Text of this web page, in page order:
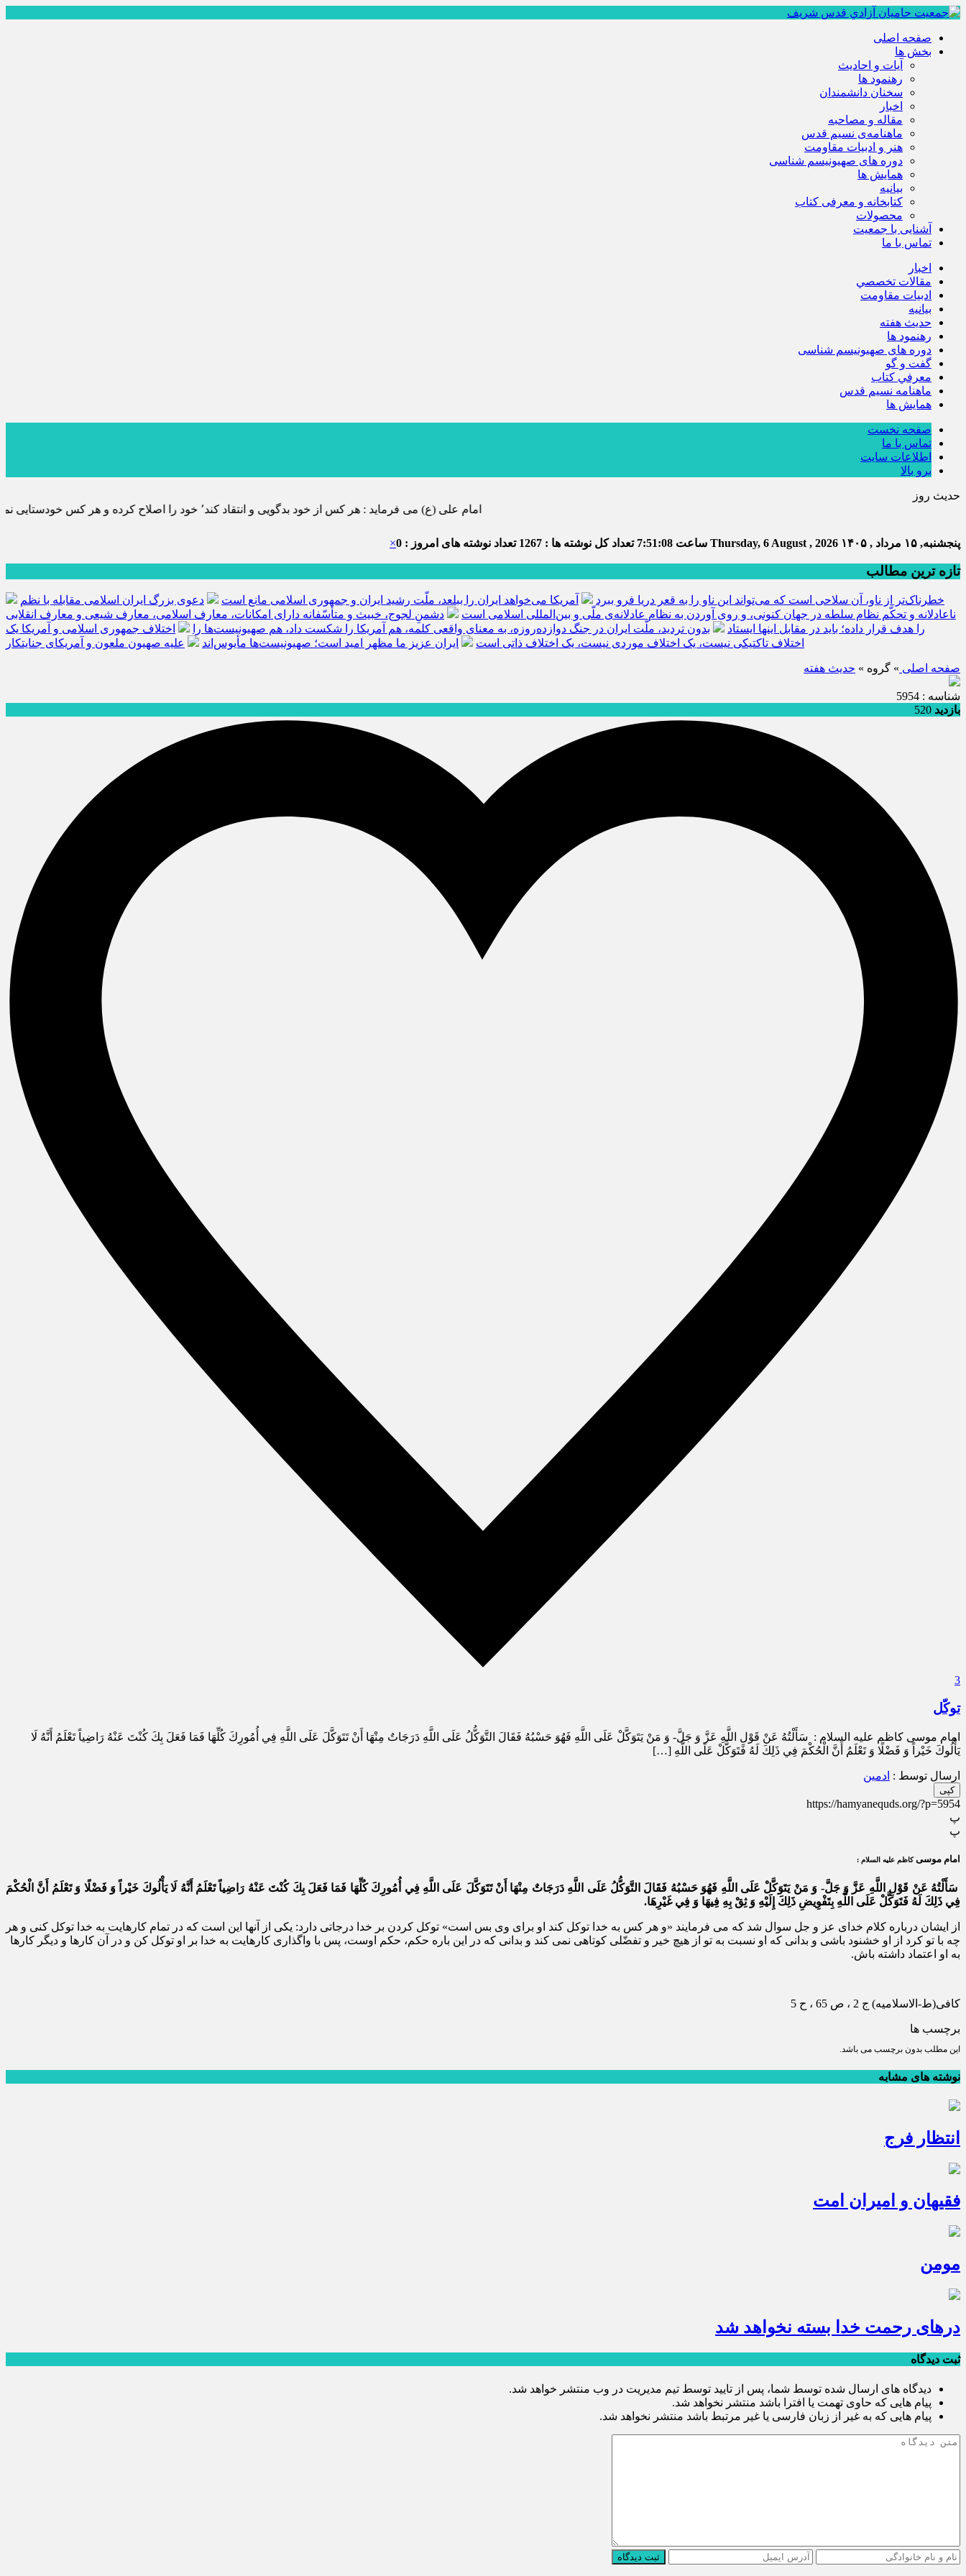
صفحه اصلی
بخش ها
آیات و احادیث
رهنمود ها
سخنان دانشمندان
اخبار
مقاله و مصاحبه
ماهنامه‌ی نسیم قدس
هنر و ادبیات مقاومت
دوره های صهیونیسم شناسی
همايش ها
بيانيه
کتابخانه و معرفی کتاب
محصولات
آشنایی با جمعیت
تماس با ما
اخبار
مقالات تخصصي
ادبيات مقاومت
بيانيه
حديث هفته
رهنمود ها
دوره های صهیونیسم شناسی
گفت و گو
معرفي كتاب
ماهنامه نسيم قدس
همايش ها
صفحه نخست
تماس با ما
اطلاعات سایت
برو بالا
حدیث روز
امام علی (ع) می فرماید : هر کس از خود بدگویی و انتقاد کند٬ خود را اصلاح کرده و هر کس خودستایی نماید٬ پس به تحقیق خویش را تباه نموده است.
پنجشنبه, ۱۵ مرداد , ۱۴۰۵ Thursday, 6 August , 2026 ساعت 7:51:09 تعداد کل نوشته ها : 1267 تعداد نوشته های امروز : 0 ×
تازه ترین مطالب
خطرناک‌تر از ناو، آن سلاحی است که می‌تواند این ناو را به قعر دریا فرو ببرد آمریکا می‌خواهد ایران را ببلعد، ملّت رشید ایران و جمهوری اسلامی مانع است
دعوی بزرگ ایران اسلامی مقابله با نظم
ناعادلانه و تحکّم نظام سلطه در جهان کنونی، و روی آوردن به نظام عادلانه‌ی ملّی و بین‌المللی اسلامی است
دشمنِ لجوج، خبیث و متأسّفانه دارای امکانات، معارف اسلامی، معارف شیعی و معارف انقلابی
را هدف قرار داده؛ باید در مقابل اینها ایستاد
بدون تردید، ملّت ایران در جنگ دوازده‌روزه، به معنای واقعی کلمه، هم آمریکا را شکست داد، هم صهیونیست‌ها را
اختلاف جمهوری اسلامی و آمریکا یک
اختلاف تاکتیکی نیست، یک اختلاف موردی نیست، یک اختلاف ذاتی است
ایران عزیز ما مظهر امید است؛ صهیونیست‌ها مأیوس‌اند علیه صهیون ملعون و آمریکای جنایتکار
صفحه اصلی » گروه » حديث هفته
شناسه : 5954
بازدید 520
3
توکّل
امام موسی كاظم علیه السلام : سَأَلْتُهُ عَنْ قَوْلِ اللَّهِ عَزَّ وَ جَلَّ- وَ مَنْ يَتَوَكَّلْ عَلَى اللَّهِ فَهُوَ حَسْبُهُ فَقَالَ التَّوَكُّلُ عَلَى اللَّهِ دَرَجَاتٌ مِنْهَا أَنْ تَتَوَكَّلَ عَلَى اللَّهِ فِي أُمُورِكَ كُلِّهَا فَمَا فَعَلَ بِكَ كُنْتَ عَنْهُ رَاضِياً تَعْلَمُ أَنَّهُ لَا
يَأْلُوكَ خَيْراً وَ فَضْلًا وَ تَعْلَمُ أَنَّ الْحُكْمَ فِي ذَلِكَ لَهُ فَتَوَكَّلْ عَلَى اللَّهِ […]
ارسال توسط : ادمین
کپی
https://hamyanequds.org/?p=5954
پ
پ
امام موسیكاظم علیه السلام :
سَأَلْتُهُ عَنْ قَوْلِ اللَّهِ عَزَّ وَ جَلَّ- وَ مَنْ يَتَوَكَّلْ عَلَى اللَّهِ فَهُوَ حَسْبُهُ فَقَالَ التَّوَكُّلُ عَلَى اللَّهِ دَرَجَاتٌ مِنْهَا أَنْ تَتَوَكَّلَ عَلَى اللَّهِ فِي أُمُورِكَ كُلِّهَا فَمَا فَعَلَ بِكَ كُنْتَ عَنْهُ رَاضِياً تَعْلَمُ أَنَّهُ لَا يَأْلُوكَ خَيْراً وَ فَضْلًا وَ تَعْلَمُ أَنَّ الْحُكْمَ
فِي ذَلِكَ لَهُ فَتَوَكَّلْ عَلَى اللَّهِ بِتَفْوِيضِ ذَلِكَ إِلَيْهِ وَ ثِقْ بِهِ فِيهَا وَ فِي غَيْرِهَا.
از ایشان درباره کلام خدای عز و جل سوال شد که می فرمایند «و هر كس به خدا توكل كند او براى وى بس است» توكل كردن بر خدا درجاتى دارد: يكى از آنها اين است كه در تمام كارهايت به خدا توكل كنى و هر
چه با تو كرد از او خشنود باشى و بدانى كه او نسبت به تو از هيچ خير و تفضّلى كوتاهى نمى كند و بدانى كه در اين باره حكم، حكم اوست، پس با واگذارى كارهايت به خدا بر او توكل كن و در آن كارها و ديگر كارها
به او اعتماد داشته باش.
كافى(ط-الاسلامیه) ج 2 ، ص 65 ، ح 5
برچسب ها
این مطلب بدون برچسب می باشد.
نوشته های مشابه
انتظار فرج
فقیهان و امیران امت
مومن
درهای رحمت خدا بسته نخواهد شد
ثبت دیدگاه
دیدگاه های ارسال شده توسط شما، پس از تایید توسط تیم مدیریت در وب منتشر خواهد شد.
پیام هایی که حاوی تهمت یا افترا باشد منتشر نخواهد شد.
پیام هایی که به غیر از زبان فارسی یا غیر مرتبط باشد منتشر نخواهد شد.
ثبت دیدگاه